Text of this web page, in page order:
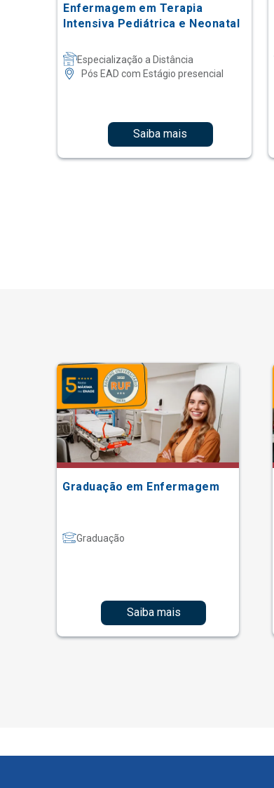
Enfermagem em Terapia
Intensiva Pediátrica e Neonatal
Especialização a Distância
Pós EAD com Estágio presencial
Saiba mais
Graduação em Enfermagem
Graduação
Saiba mais